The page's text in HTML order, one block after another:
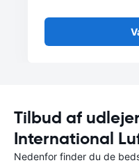
Tilbud af
International
Nedenfor finder du de